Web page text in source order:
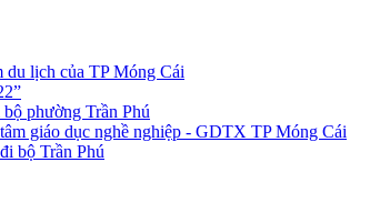
du lịch của TP Móng Cái
phường Trần Phú
giáo dục nghề nghiệp - GDTX TP Móng Cái
bộ Trần Phú